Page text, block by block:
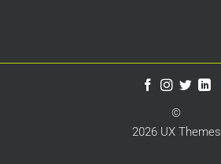
©
2026 UX Themes